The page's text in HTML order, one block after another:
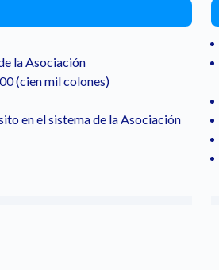
la Asociación
(cien mil colones)
en el sistema de la Asociación